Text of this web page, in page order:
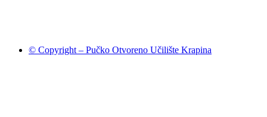
© Copyright – Pučko Otvoreno Učilište Krapina